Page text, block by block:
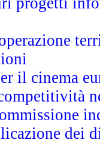
il cinema
dei